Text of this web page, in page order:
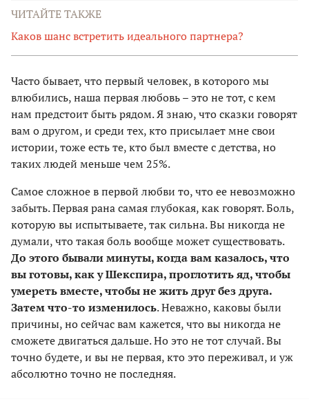
ЧИТАЙТЕ ТАКЖЕ
Каков шанс встретить идеального партнера?
Часто бывает, что первый человек, в которого мы
влюбились, наша первая любовь – это не тот, с кем
нам предстоит быть рядом. Я знаю, что сказки говорят
вам о другом, и среди тех, кто присылает мне свои
истории, тоже есть те, кто был вместе с детства, но
таких людей меньше чем 25%.
Самое сложное в первой любви то, что ее невозможно
забыть. Первая рана самая глубокая, как говорят. Боль,
которую вы испытываете, так сильна. Вы никогда не
думали, что такая боль вообще может существовать.
До этого бывали минуты, когда вам казалось, что
вы готовы, как у Шекспира, проглотить яд, чтобы
умереть вместе, чтобы не жить друг без друга.
Затем что-то изменилось. Неважно, каковы были
причины, но сейчас вам кажется, что вы никогда не
сможете двигаться дальше. Но это не тот случай. Вы
точно будете, и вы не первая, кто это переживал, и уж
абсолютно точно не последняя.